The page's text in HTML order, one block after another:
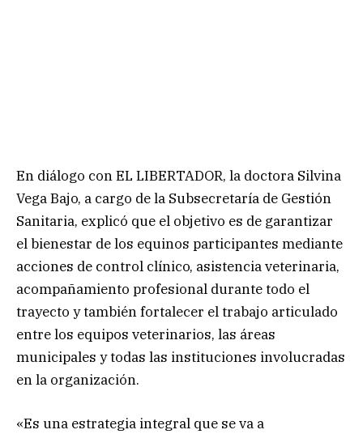
En diálogo con EL LIBERTADOR, la doctora Silvina
Vega Bajo, a cargo de la Subsecretaría de Gestión
Sanitaria, explicó que el objetivo es de garantizar
el bienestar de los equinos participantes mediante
acciones de control clínico, asistencia veterinaria,
acompañamiento profesional durante todo el
trayecto y también fortalecer el trabajo articulado
entre los equipos veterinarios, las áreas
municipales y todas las instituciones involucradas
en la organización.
«Es una estrategia integral que se va a